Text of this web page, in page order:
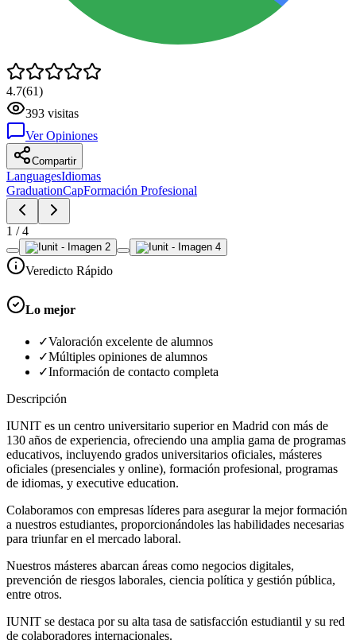
4.7(61)
393 visitas
Ver Opiniones
Compartir
LanguagesIdiomas
GraduationCapFormación Profesional
1 /4
Veredicto Rápido
Lo mejor
✓Valoración excelente de alumnos
✓Múltiples opiniones de alumnos
✓Información de contacto completa
Descripción
IUNIT es un centro universitario superior en Madrid con más de
130 años de experiencia, ofreciendo una amplia gama de programas
educativos, incluyendo grados universitarios oficiales, másteres
oficiales (presenciales y online), formación profesional, programas
de idiomas, y executive education.
Colaboramos con empresas líderes para asegurar la mejor formación
a nuestros estudiantes, proporcionándoles las habilidades necesarias
para triunfar en el mercado laboral.
Nuestros másteres abarcan áreas como negocios digitales,
prevención de riesgos laborales, ciencia política y gestión pública,
entre otros.
IUNIT se destaca por su alta tasa de satisfacción estudiantil y su red
de colaboradores internacionales.